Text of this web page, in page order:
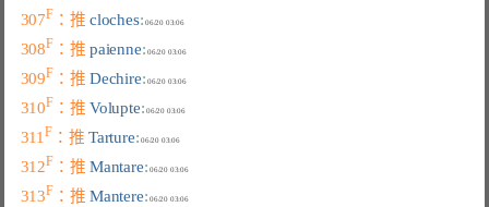
307F ：推 cloches: 06/20 03:06
308F ：推 paienne: 06/20 03:06
309F ：推 Dechire: 06/20 03:06
310F ：推 Volupte: 06/20 03:06
311 F ：推 Tarture: 06/20 03:06
312F ：推 Mantare: 06/20 03:06
313F ：推 Mantere: 06/20 03:06